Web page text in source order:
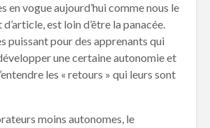
en vogue aujourd’hui comme nous le
est loin d’être la panacée.
puissant pour des apprenants qui
une certaine autonomie et
les « retours » qui leurs sont
moins autonomes, le